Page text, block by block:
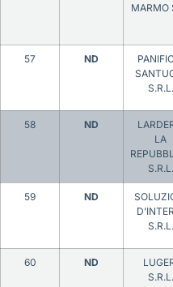
MARMO
57 ND
S.R.L.
58 ND
LA
S.R.L.
59 ND
S.R.L.
60 ND
S.R.L.